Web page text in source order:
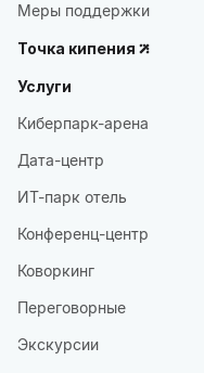
Меры поддержки
Точка кипения
Услуги
Киберпарк-арена
Дата-центр
ИТ-парк отель
Конференц-центр
Коворкинг
Переговорные
Экскурсии